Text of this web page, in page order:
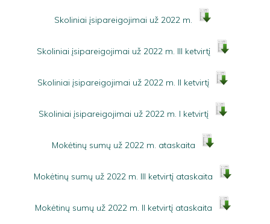
Skoliniai įsipareigojimai už 2022 m.
Skoliniai įsipareigojimai už 2022 m. III ketvirtį
Skoliniai įsipareigojimai už 2022 m. II ketvirtį
Skoliniai įsipareigojimai už 2022 m. I ketvirtį
Mokėtinų sumų už 2022 m. ataskaita
Mokėtinų sumų už 2022 m. III ketvirtį ataskaita
Mokėtinų sumų už 2022 m. II ketvirtį ataskaita